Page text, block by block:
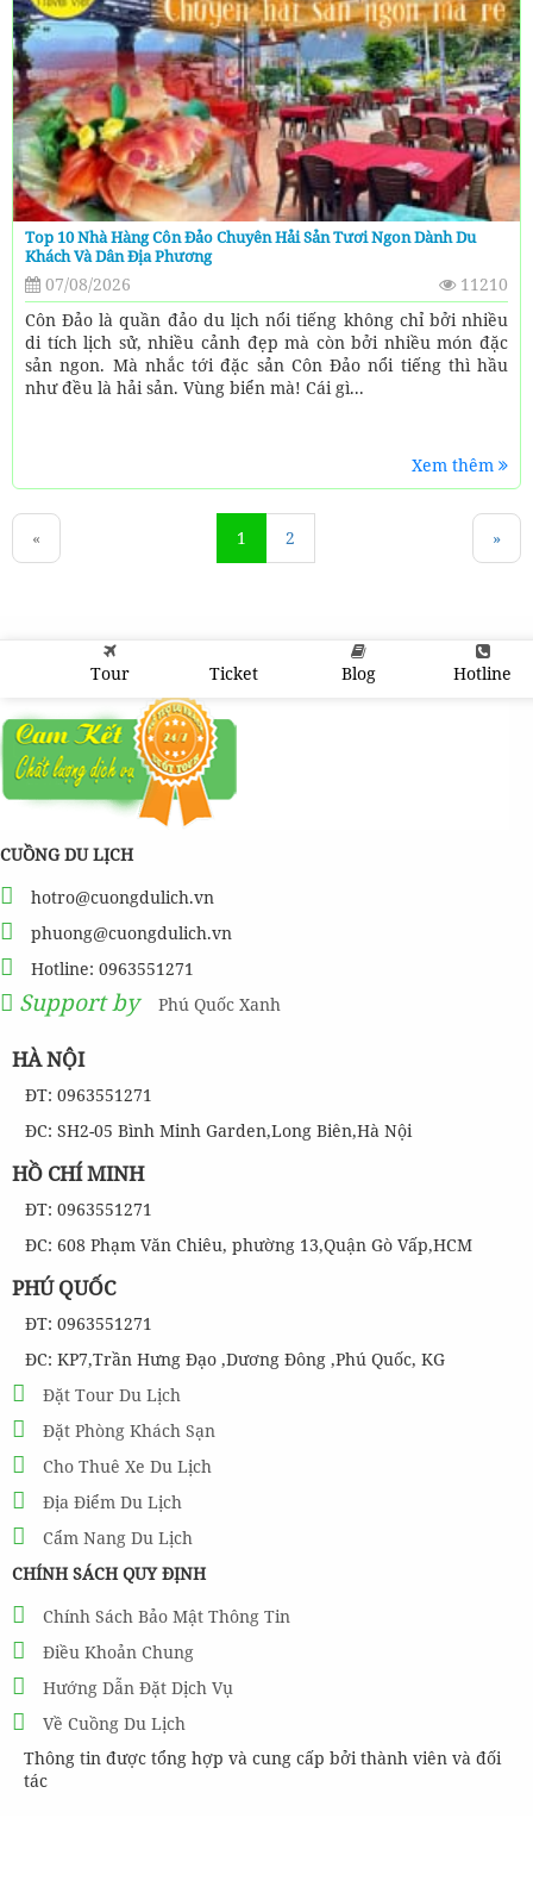
Top 10 Nhà Hàng Côn Đảo Chuyên Hải Sản Tươi Ngon Dành Du
Khách Và Dân Địa Phương
07/08/2026
11210
Côn Đảo là quần đảo du lịch nổi tiếng không chỉ bởi nhiều
di tích lịch sử, nhiều cảnh đẹp mà còn bởi nhiều món đặc
sản ngon. Mà nhắc tới đặc sản Côn Đảo nổi tiếng thì hầu
như đều là hải sản. Vùng biển mà! Cái gì...
Xem thêm
« 1 2 »
Tour Ticket Blog Hotline
CUỒNG DU LỊCH
hotro@cuongdulich.vn
phuong@cuongdulich.vn
Hotline: 0963551271
Support by Phú Quốc Xanh
HÀ NỘI
ĐT: 0963551271
ĐC: SH2-05 Bình Minh Garden,Long Biên,Hà Nội
HỒ CHÍ MINH
ĐT: 0963551271
ĐC: 608 Phạm Văn Chiêu, phường 13,Quận Gò Vấp,HCM
PHÚ QUỐC
ĐT: 0963551271
ĐC: KP7,Trần Hưng Đạo ,Dương Đông ,Phú Quốc, KG
Đặt Tour Du Lịch
Đặt Phòng Khách Sạn
Cho Thuê Xe Du Lịch
Địa Điểm Du Lịch
Cẩm Nang Du Lịch
CHÍNH SÁCH QUY ĐỊNH
Chính Sách Bảo Mật Thông Tin
Điều Khoản Chung
Hướng Dẫn Đặt Dịch Vụ
Về Cuồng Du Lịch
Thông tin được tổng hợp và cung cấp bởi thành viên và đối
tác